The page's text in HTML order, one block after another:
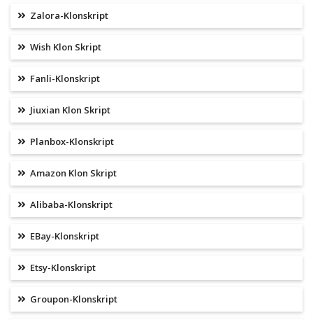
Zalora-Klonskript
Wish Klon Skript
Fanli-Klonskript
Jiuxian Klon Skript
Planbox-Klonskript
Amazon Klon Skript
Alibaba-Klonskript
EBay-Klonskript
Etsy-Klonskript
Groupon-Klonskript